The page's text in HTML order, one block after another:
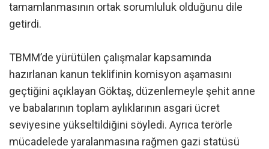
tamamlanmasının ortak sorumluluk olduğunu dile
getirdi.
TBMM’de yürütülen çalışmalar kapsamında
hazırlanan kanun teklifinin komisyon aşamasını
geçtiğini açıklayan Göktaş, düzenlemeyle şehit anne
ve babalarının toplam aylıklarının asgari ücret
seviyesine yükseltildiğini söyledi. Ayrıca terörle
mücadelede yaralanmasına rağmen gazi statüsü